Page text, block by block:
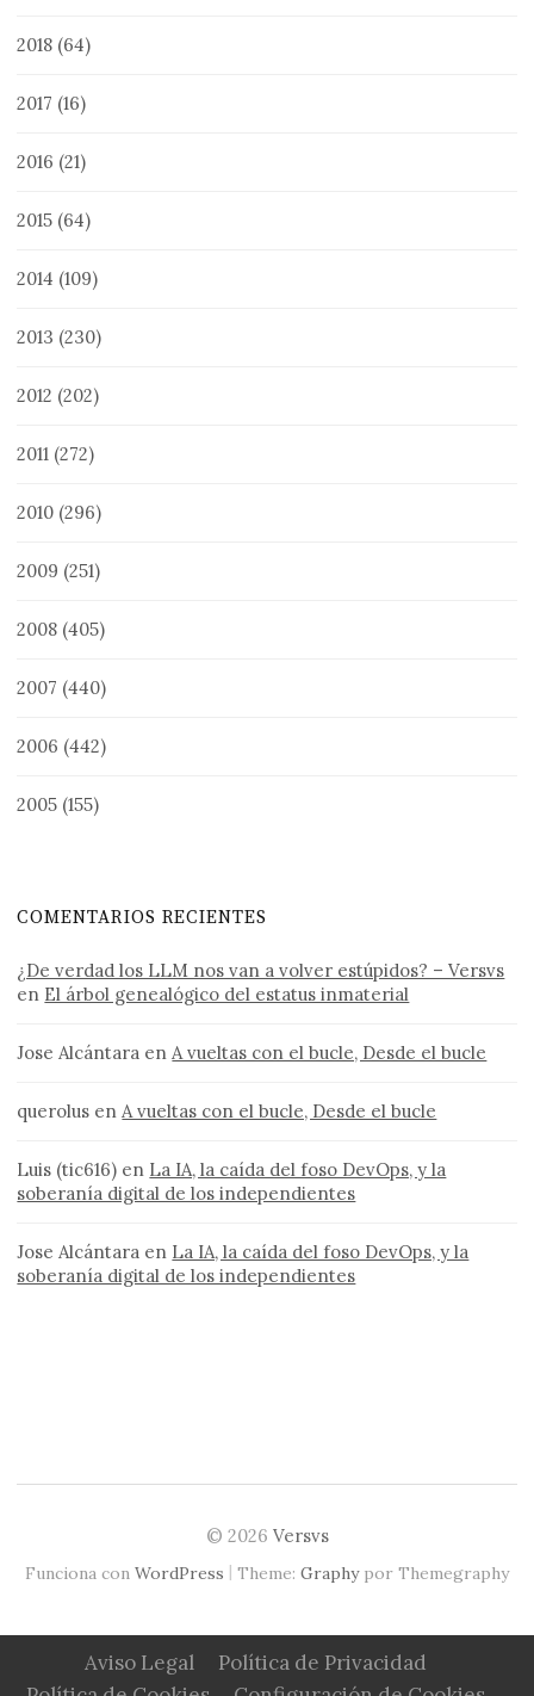
2018 (64)
2017 (16)
2016 (21)
2015 (64)
2014 (109)
2013 (230)
2012 (202)
2011 (272)
2010 (296)
2009 (251)
2008 (405)
2007 (440)
2006 (442)
2005 (155)
COMENTARIOS RECIENTES
¿De verdad los LLM nos van a volver estúpidos? – Versvs
en El árbol genealógico del estatus inmaterial
Jose Alcántara en A vueltas con el bucle, Desde el bucle
querolus en A vueltas con el bucle, Desde el bucle
Luis (tic616) en La IA, la caída del foso DevOps, y la
soberanía digital de los independientes
Jose Alcántara en La IA, la caída del foso DevOps, y la
soberanía digital de los independientes
© 2026 Versvs
Funciona con WordPress | Theme: Graphypor Themegraphy
Aviso Legal
Política de Privacidad